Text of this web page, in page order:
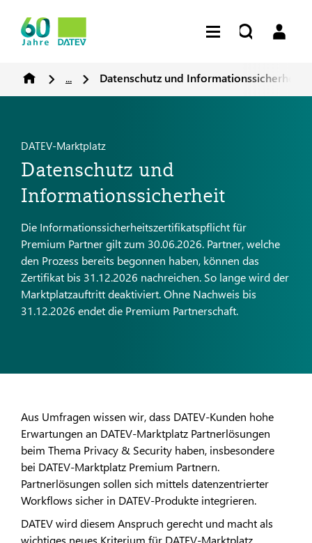
... Datenschutz und Informationssicherheit
DATEV-Marktplatz
Datenschutz und
Informationssicherheit
Die Informationssicherheitszertifikatspflicht für
Premium Partner gilt zum 30.06.2026. Partner, welche
den Prozess bereits begonnen haben, können das
Zertifikat bis 31.12.2026 nachreichen. So lange wird der
Marktplatzauftritt deaktiviert. Ohne Nachweis bis
31.12.2026 endet die Premium Partnerschaft.
Aus Umfragen wissen wir, dass DATEV-Kunden hohe
Erwartungen an DATEV-Marktplatz Partnerlösungen
beim Thema Privacy & Security haben, insbesondere
bei DATEV-Marktplatz Premium Partnern.
Partnerlösungen sollen sich mittels datenzentrierter
Workflows sicher in DATEV-Produkte integrieren.
DATEV wird diesem Anspruch gerecht und macht als
wichtiges neues Kriterium für DATEV-Marktplatz